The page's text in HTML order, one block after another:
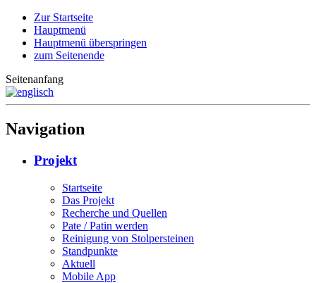
Zur Startseite
Hauptmenü
Hauptmenü überspringen
zum Seitenende
Seitenanfang
Navigation
Projekt
Startseite
Das Projekt
Recherche und Quellen
Pate / Patin werden
Reinigung von Stolpersteinen
Standpunkte
Aktuell
Mobile App